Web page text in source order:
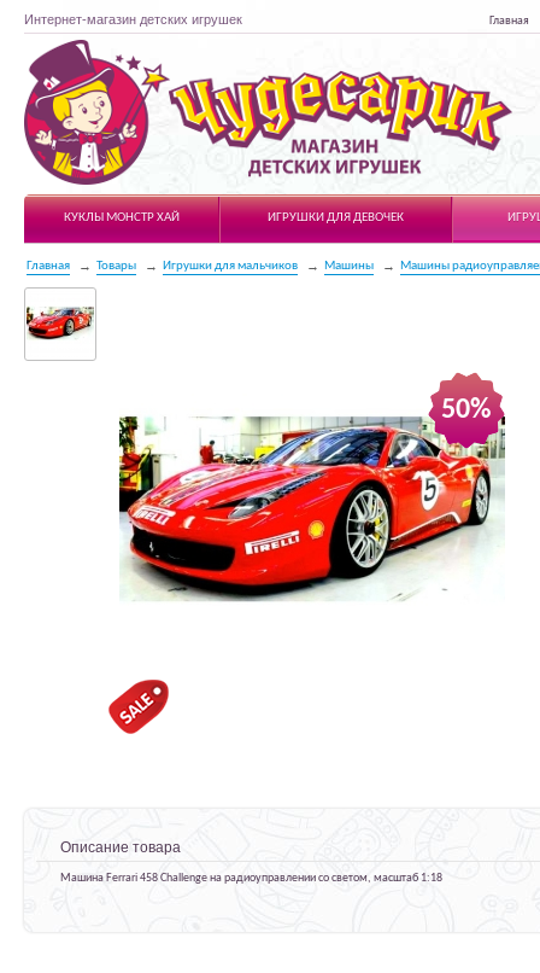
Интернет-магазин детских игрушек Главная
Чудесарик
КУКЛЫ МОНСТР ХАЙ
ИГРУШКИ ДЛЯ ДЕВОЧЕК
Главная Товары Игрушки для мальчиков Машины Машины
50%
Описание товара
Машина Ferrari 458 Challenge на радиоуправлении со светом, масштаб 1:18